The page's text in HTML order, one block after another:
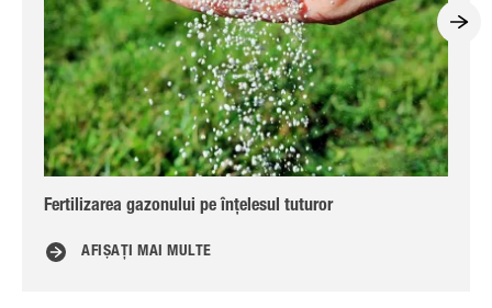
Fertilizarea gazonului pe înțelesul tuturor
AFIȘAȚI MAI MULTE